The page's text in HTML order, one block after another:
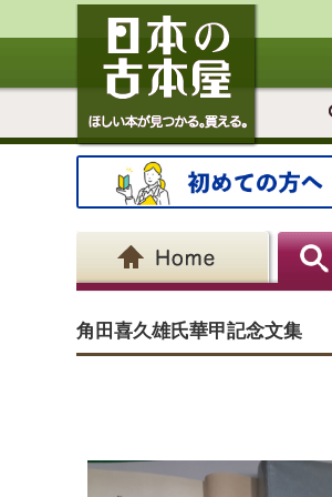
角田喜久雄氏華甲記念文集